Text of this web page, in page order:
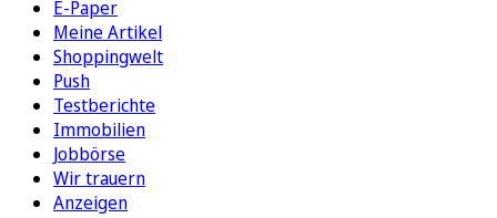
E-Paper
Meine Artikel
Shoppingwelt
Push
Testberichte
Immobilien
Jobbörse
Wir trauern
Anzeigen